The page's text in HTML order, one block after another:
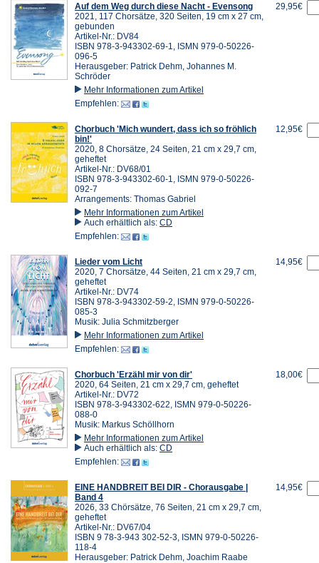
Auf dem Weg durch diese Nacht - Evensong
2021, 117 Chorsätze, 320 Seiten, 19 cm x 27 cm,
gebunden
Artikel-Nr.: DV84
ISBN 978-3-943302-69-1, ISMN 979-0-50226-
096-5
Herausgeber: Patrick Dehm, Johannes M.
Schröder
Mehr Informationen zum Artikel
Empfehlen:
29,95€
Chorbuch 'Mich wundert, dass ich so fröhlich
bin!'
2020, 8 Chorsätze, 24 Seiten, 21 cm x 29,7 cm,
geheftet
Artikel-Nr.: DV68/01
ISBN 978-3-943302-60-1, ISMN 979-0-50226-
092-7
Arrangements: Thomas Gabriel
Mehr Informationen zum Artikel
Auch erhältlich als: CD
Empfehlen:
12,95€
Lieder vom Licht
2020, 7 Chorsätze, 44 Seiten, 21 cm x 29,7 cm,
geheftet
Artikel-Nr.: DV74
ISBN 978-3-943302-59-2, ISMN 979-0-50226-
085-3
Musik: Julia Schmitzberger
Mehr Informationen zum Artikel
Empfehlen:
14,95€
Chorbuch 'Erzähl mir von dir'
2020, 64 Seiten, 21 cm x 29,7 cm, geheftet
Artikel-Nr.: DV72
ISBN 978-3-943302-622, ISMN 979-0-50226-
088-0
Musik: Markus Schöllhorn
Mehr Informationen zum Artikel
Auch erhältlich als: CD
Empfehlen:
18,00€
EINE HANDBREIT BEI DIR - Chorausgabe |
Band 4
2026, 33 Chörsätze, 76 Seiten, 21 cm x 29,7 cm,
geheftet
Artikel-Nr.: DV67/04
ISBN 9 78-3-943 302-52-3, ISMN 979-0-50226-
118-4
Herausgeber: Patrick Dehm, Joachim Raabe
14,95€